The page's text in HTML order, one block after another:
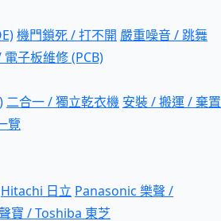
機門鎖死 / 打不開 嚴重噪音 / 跳舞
子板維修 (PCB)
二合一 / 獨立乾衣機 安裝 / 搬運 / 棄置
覽
Hitachi 日立 Panasonic 樂聲 /
寶 / Toshiba 東芝